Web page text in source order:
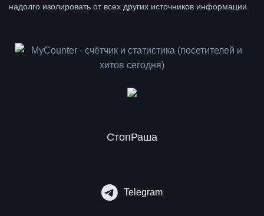
надолго изолировать от всех других источников информации.
СтопРаша
Telegram